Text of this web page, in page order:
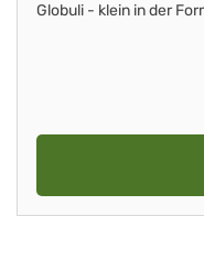
Globuli - klein in der